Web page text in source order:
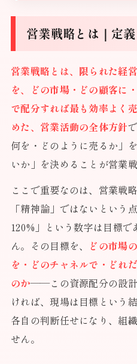
営業戦略とは｜定
営業戦略とは、限られた経
を、どの市場・どの顧客に
で配分すれば最も効率よく
めた、営業活動の全体方針
何を・どのように売るか」
いか」を決めることが営業
ここで重要なのは、営業戦
「精神論」ではないという
120%」という数字は目標
ん。その目標を、
どの市場
を・どのチャネルで・どれ
のか——この資源配分の設計
ければ、現場は目標という
各自の判断任せになり、組
せん。